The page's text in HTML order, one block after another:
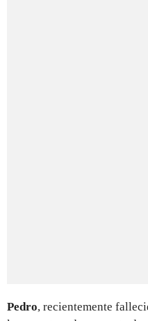
Pedro, recientemente